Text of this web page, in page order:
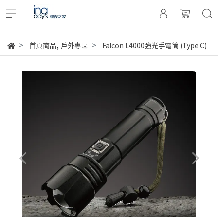
首頁商品, 戶外專區 Falcon L4000強光手電筒 (Type C)